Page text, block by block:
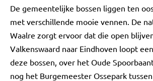
De gemeentelijke bossen liggen ten
met verschillende mooie vennen. De
Waalre zorgt ervoor dat die open
Valkenswaard naar Eindhoven loopt
deze bossen, over het Oude
nog het Burgemeester Ossepark